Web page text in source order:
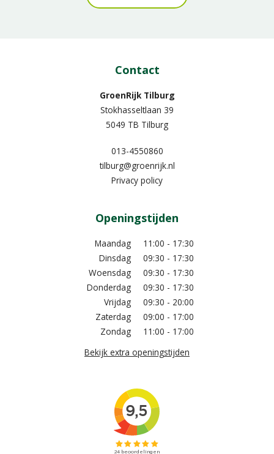
Contact
GroenRijk Tilburg
Stokhasseltlaan 39
5049 TB Tilburg
013-4550860
tilburg@groenrijk.nl
Privacy policy
Openingstijden
Maandag
11:00 - 17:30
Dinsdag
09:30 - 17:30
Woensdag
09:30 - 17:30
Donderdag
09:30 - 17:30
Vrijdag
09:30 - 20:00
Zaterdag
09:00 - 17:00
Zondag
11:00 - 17:00
Bekijk extra openingstijden